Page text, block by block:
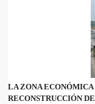
LA ZONA
RECONSTRUCCIÓN